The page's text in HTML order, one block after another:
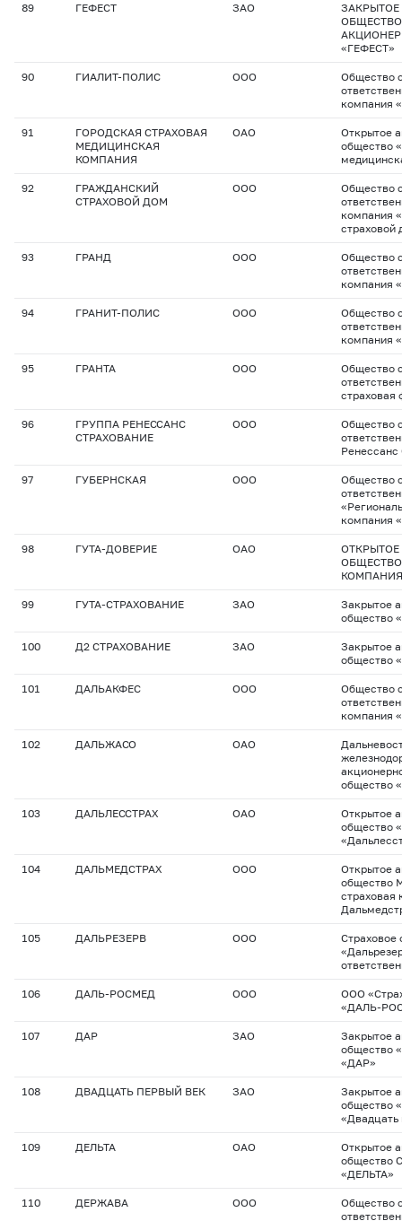
89 ГЕФЕСТ ЗАО
ОБЩЕСТВО
«ГЕФЕСТ»
90 ГИАЛИТ-ПОЛИС ООО
Общество
компания
91
ГОРОДСКАЯ СТРАХОВАЯ
МЕДИЦИНСКАЯ
КОМПАНИЯ
ОАО
Открытое
общество
92
ГРАЖДАНСКИЙ
СТРАХОВОЙ ДОМ
ООО
Общество
компания
страховой
93 ГРАНД ООО
Общество
компания
94 ГРАНИТ-ПОЛИС ООО
Общество
компания
95 ГРАНТА ООО
Общество
страховая
96
ГРУППА РЕНЕССАНС
СТРАХОВАНИЕ
ООО
Общество
Ренессанс
97 ГУБЕРНСКАЯ ООО
Общество
компания
98 ГУТА-ДОВЕРИЕ ОАО
ОБЩЕСТВО
99 ГУТА-СТРАХОВАНИЕ ЗАО
Закрытое
общество
100 Д2 СТРАХОВАНИЕ ЗАО
Закрытое
общество
101 ДАЛЬАКФЕС ООО
Общество
компания
102 ДАЛЬЖАСО ОАО
общество
103 ДАЛЬЛЕССТРАХ ОАО
Открытое
общество
104 ДАЛЬМЕДСТРАХ ООО
Открытое
общество
страховая
105 ДАЛЬРЕЗЕРВ ООО
Страховое
106 ДАЛЬ-РОСМЕД ООО
ООО
«ДАЛЬ-
107 ДАР ЗАО
Закрытое
общество
«ДАР»
108 ДВАДЦАТЬ ПЕРВЫЙ ВЕК ЗАО
Закрытое
общество
«Двадцать
109 ДЕЛЬТА ОАО
Открытое
общество
«ДЕЛЬТА»
110 ДЕРЖАВА ООО
Общество